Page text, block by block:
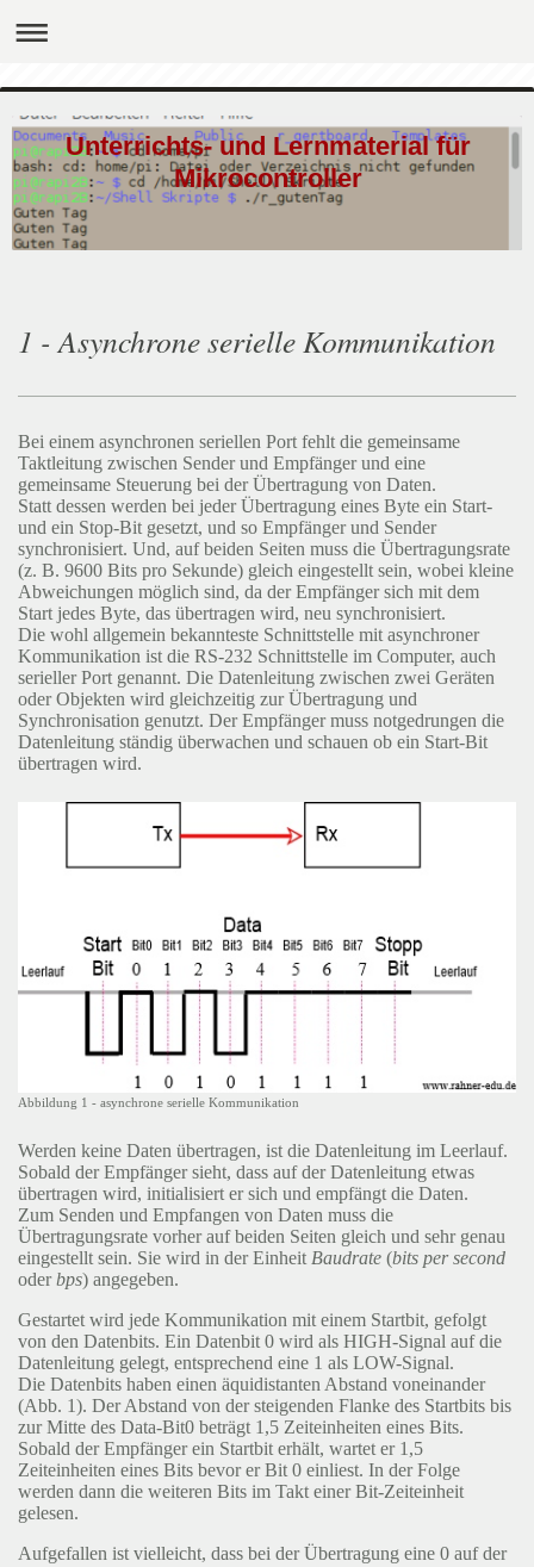
Unterrichts- und Lernmaterial für
Mikrocontroller
1 - Asynchrone serielle Kommunikation
Bei einem asynchronen seriellen Port fehlt die gemeinsame
Taktleitung zwischen Sender und Empfänger und eine
gemeinsame Steuerung bei der Übertragung von Daten.
Statt dessen werden bei jeder Übertragung eines Byte ein Start-
und ein Stop-Bit gesetzt, und so Empfänger und Sender
synchronisiert. Und, auf beiden Seiten muss die Übertragungsrate
(z. B. 9600 Bits pro Sekunde) gleich eingestellt sein, wobei kleine
Abweichungen möglich sind, da der Empfänger sich mit dem
Start jedes Byte, das übertragen wird, neu synchronisiert.
Die wohl allgemein bekannteste Schnittstelle mit asynchroner
Kommunikation ist die RS-232 Schnittstelle im Computer, auch
serieller Port genannt. Die Datenleitung zwischen zwei Geräten
oder Objekten wird gleichzeitig zur Übertragung und
Synchronisation genutzt. Der Empfänger muss notgedrungen die
Datenleitung ständig überwachen und schauen ob ein Start-Bit
übertragen wird.
Abbildung 1 - asynchrone serielle Kommunikation
Werden keine Daten übertragen, ist die Datenleitung im Leerlauf.
Sobald der Empfänger sieht, dass auf der Datenleitung etwas
übertragen wird, initialisiert er sich und empfängt die Daten.
Zum Senden und Empfangen von Daten muss die
Übertragungsrate vorher auf beiden Seiten gleich und sehr genau
eingestellt sein. Sie wird in der Einheit Baudrate (bits per second
oderbps) angegeben.
Gestartet wird jede Kommunikation mit einem Startbit, gefolgt
von den Datenbits. Ein Datenbit 0 wird als HIGH-Signal auf die
Datenleitung gelegt, entsprechend eine 1 als LOW-Signal.
Die Datenbits haben einen äquidistanten Abstand voneinander
(Abb. 1). Der Abstand von der steigenden Flanke des Startbits bis
zur Mitte des Data-Bit0 beträgt 1,5 Zeiteinheiten eines Bits.
Sobald der Empfänger ein Startbit erhält, wartet er 1,5
Zeiteinheiten eines Bits bevor er Bit 0 einliest. In der Folge
werden dann die weiteren Bits im Takt einer Bit-Zeiteinheit
gelesen.
Aufgefallen ist vielleicht, dass bei der Übertragung eine 0 auf der